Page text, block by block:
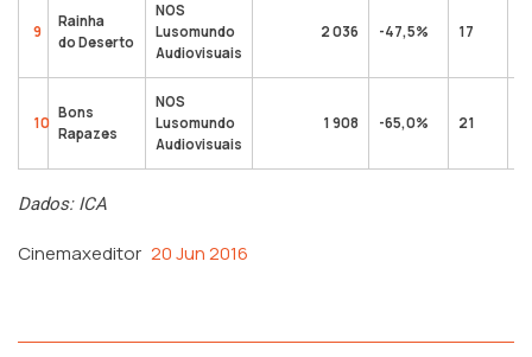
9
Rainha
do Deserto
NOS
Lusomundo
Audiovisuais
2 036 -47,5% 17
10
Bons
Rapazes
NOS
Lusomundo
Audiovisuais
1 908 -65,0% 21
Dados: ICA
Cinemaxeditor 20 Jun 2016